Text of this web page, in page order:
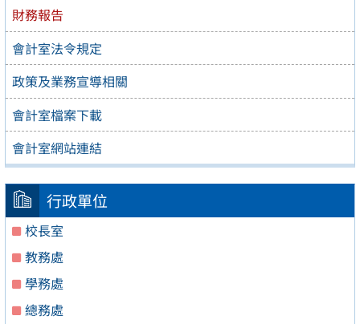
財務報告
會計室法令規定
政策及業務宣導相關
會計室檔案下載
會計室網站連結
行政單位
校長室
教務處
學務處
總務處